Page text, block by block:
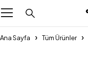
Ana Sayfa Tüm Ürünler